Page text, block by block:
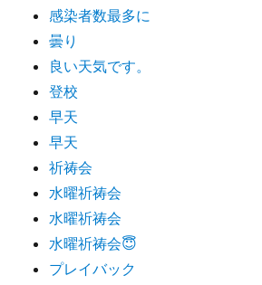
感染者数最多に
曇り
良い天気です。
登校
早天
早天
祈祷会
水曜祈祷会
水曜祈祷会
水曜祈祷会😇
プレイバック